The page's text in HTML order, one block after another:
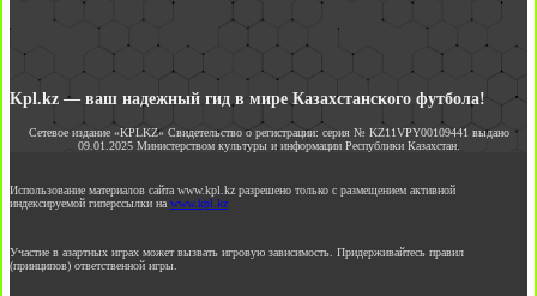
Kpl.kz — ваш надежный гид в мире Казахстанского футбола!
Сетевое издание «KPLKZ» Свидетельство о регистрации: серия № KZ11VPY00109441 выдано
09.01.2025 Министерством культуры и информации Республики Казахстан.
Использование материалов сайта www.kpl.kz разрешено только с размещением активной
индексируемой гиперссылки на www.kpl.kz
Участие в азартных играх может вызвать игровую зависимость. Придерживайтесь правил
(принципов) ответственной игры.